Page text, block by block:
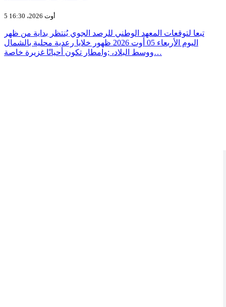
5 أوت 2026، 16:30
تبعا لتوقعات المعهد الوطني للرصد الجوي يُنتظر بداية من ظهر
اليوم الأربعاء 05 أوت 2026 ظهور خلايا رعدية محلية بالشمال
ووسط البلاد، ;وامطار تكون أحيانًا غزيرة خاصة…